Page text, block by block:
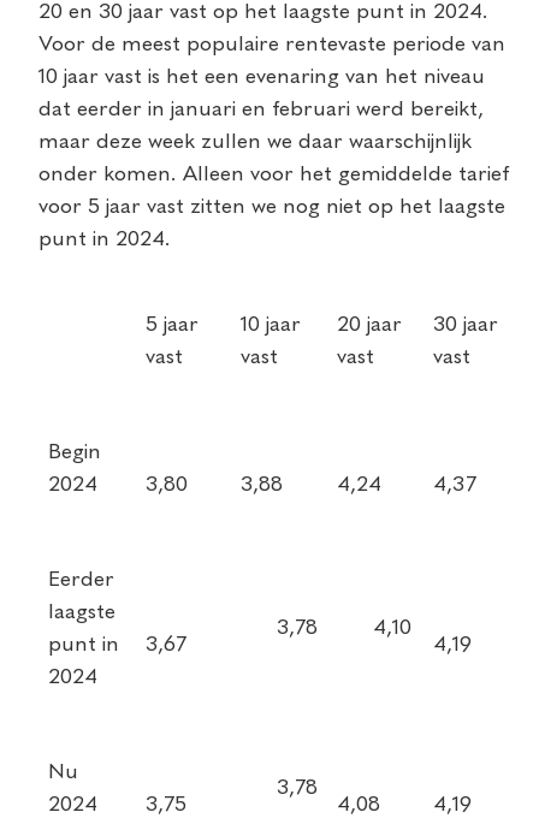
20 en 30 jaar vast op het laagste punt in 2024.
Voor de meest populaire rentevaste periode van
10 jaar vast is het een evenaring van het niveau
dat eerder in januari en februari werd bereikt,
maar deze week zullen we daar waarschijnlijk
onder komen. Alleen voor het gemiddelde tarief
voor 5 jaar vast zitten we nog niet op het laagste
punt in 2024.
5 jaar
vast
10 jaar
vast
20 jaar
vast
30 jaar
vast
Begin
2024
3,80 3,88 4,24 4,37
Eerder
laagste
punt in
2024
3,67
3,78 4,10
4,19
Nu
2024
3,75
3,78
4,08 4,19